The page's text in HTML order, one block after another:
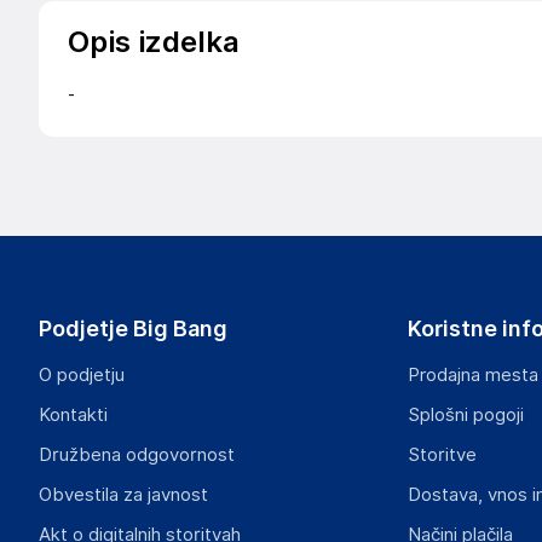
Opis izdelka
-
Podjetje Big Bang
O podjetju
Kontakti
Družbena odgovornost
Obvestila za javnost
Akt o digitalnih storitvah
Koristne
Prodajna mesta
Splošni pogoji
Storitve
Dostava, vnos
Načini plačila